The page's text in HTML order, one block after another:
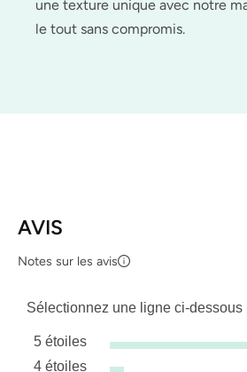
une texture unique avec notre
le tout sans compromis.
AVIS
Notes sur les avis
Sélectionnez une ligne ci-dessous
5 étoiles étoiles
4 étoiles